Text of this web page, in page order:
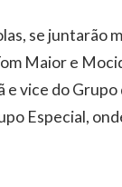
se juntarão
Maior e
e vice do Grupo
Especial,